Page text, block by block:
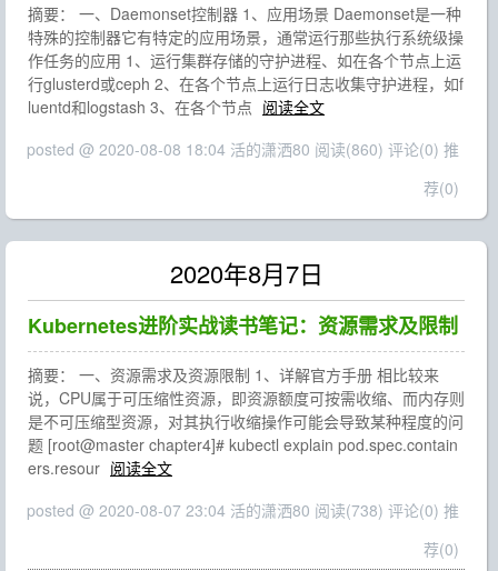
摘要： 一、Daemonset控制器 1、应用场景 Daemonset是一种
特殊的控制器它有特定的应用场景，通常运行那些执行系统级操
作任务的应用 1、运行集群存储的守护进程、如在各个节点上运
行glusterd或ceph 2、在各个节点上运行日志收集守护进程，如f
luentd和logstash 3、在各个节点 阅读全文
posted @ 2020-08-08 18:04 活的潇洒80 阅读(860) 评论(0) 推
荐(0)
2020年8月7日
Kubernetes进阶实战读书笔记：资源需求及限制
摘要： 一、资源需求及资源限制 1、详解官方手册 相比较来
说，CPU属于可压缩性资源，即资源额度可按需收缩、而内存则
是不可压缩型资源，对其执行收缩操作可能会导致某种程度的问
题 [root@master chapter4]# kubectl explain pod.spec.contain
ers.resour 阅读全文
posted @ 2020-08-07 23:04 活的潇洒80 阅读(738) 评论(0) 推
荐(0)